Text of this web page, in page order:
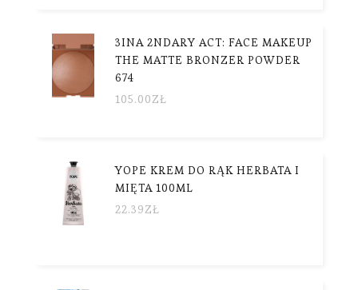
3INA 2NDARY ACT: FACE MAKEUP
THE MATTE BRONZER POWDER
674
105.00ZŁ
YOPE KREM DO RĄK HERBATA I
MIĘTA 100ML
22.39ZŁ